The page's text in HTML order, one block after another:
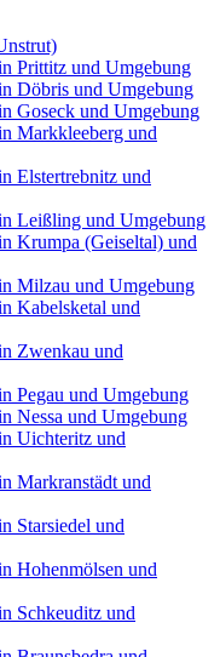
Prittitz und Umgebung
Döbris und Umgebung
Goseck und Umgebung
Markkleeberg und
Elstertrebnitz und
Leißling und Umgebung
Krumpa (Geiseltal) und
Milzau und Umgebung
Kabelsketal und
Zwenkau und
Pegau und Umgebung
Nessa und Umgebung
Uichteritz und
Markranstädt und
Starsiedel und
Hohenmölsen und
Schkeuditz und